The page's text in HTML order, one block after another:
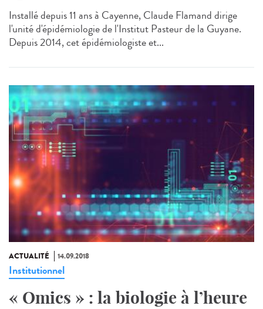
Installé depuis 11 ans à Cayenne, Claude Flamand dirige
l'unité d'épidémiologie de l'Institut Pasteur de la Guyane.
Depuis 2014, cet épidémiologiste et...
ACTUALITÉ 14.09.2018
Institutionnel
« Omics » : la biologie à l’heure